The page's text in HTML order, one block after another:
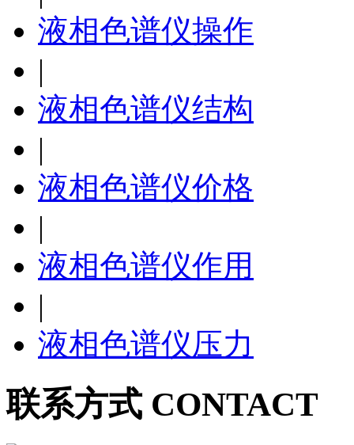
液相色谱仪操作
|
液相色谱仪结构
|
液相色谱仪价格
|
液相色谱仪作用
|
液相色谱仪压力
联系方式 CONTACT